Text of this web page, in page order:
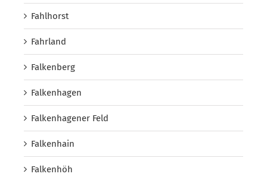
Fahlhorst
Fahrland
Falkenberg
Falkenhagen
Falkenhagener Feld
Falkenhain
Falkenhöh